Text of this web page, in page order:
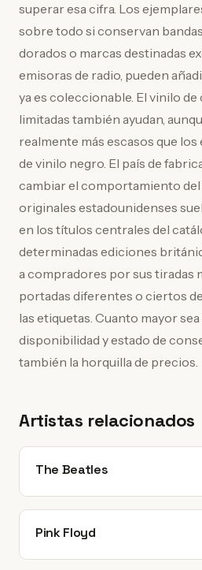
superar esa cifra. Los
sobre todo si conservan
dorados o marcas destinadas
emisoras de radio, pueden
ya es coleccionable. El vinilo
limitadas también ayudan,
realmente más escasos que
de vinilo negro. El país de
cambiar el comportamiento del
originales estadounidenses
en los títulos centrales del
determinadas ediciones
a compradores por sus tiradas
portadas diferentes o ciertos
las etiquetas. Cuanto mayor
disponibilidad y estado de
también la horquilla de precios.
Artistas relacionados
The Beatles
Pink Floyd